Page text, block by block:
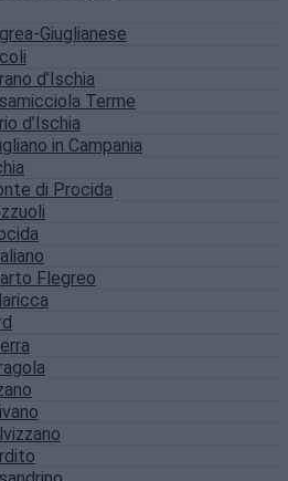
Giuglianese
d’Ischia
Terme
d’Ischia
in Campania
di Procida
Flegreo